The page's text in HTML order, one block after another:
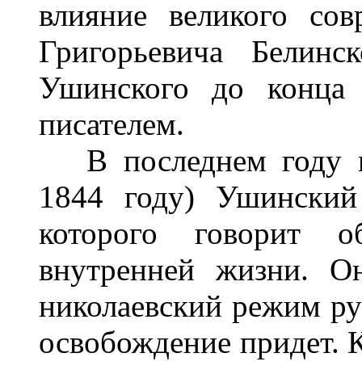
влияние великого
Григорьевича
Ушинского до
писателем.
В последнем году
1844 году)
которого говорит
внутренней жизни.
николаевский режим
освобождение придет.